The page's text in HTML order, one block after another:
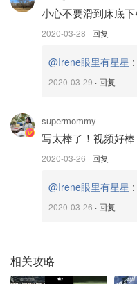
我收到的时候外面的箱
纳起来，不用担心真丝被
小心不要滑到床底
2020-03-28 · 回复
@Irene眼里有星星 :
2020-03-29 · 回复
supermommy
写太棒了！视频好棒
2020-03-26 · 回复
@Irene眼里有星星 :
2020-03-26 · 回复
相关攻略